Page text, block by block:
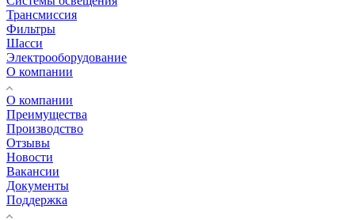
Трансмиссия
Фильтры
Шасси
Электрооборудование
О компании
О компании
Преимущества
Производство
Отзывы
Новости
Вакансии
Документы
Поддержка